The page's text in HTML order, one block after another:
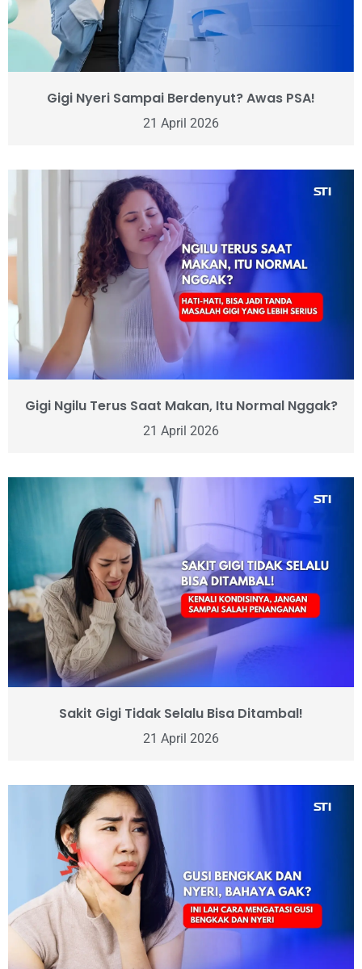
Gigi Nyeri Sampai Berdenyut? Awas PSA!
21 April 2026
Gigi Ngilu Terus Saat Makan, Itu Normal Nggak?
21 April 2026
Sakit Gigi Tidak Selalu Bisa Ditambal!
21 April 2026